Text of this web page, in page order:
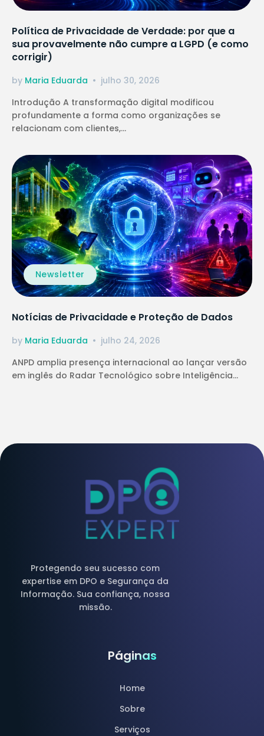
Política de Privacidade de Verdade: por que a
sua provavelmente não cumpre a LGPD (e como
corrigir)
by Maria Eduarda
julho 30, 2026
Introdução A transformação digital modificou
profundamente a forma como organizações se
relacionam com clientes,...
Newsletter
Notícias de Privacidade e Proteção de Dados
by Maria Eduarda
julho 24, 2026
ANPD amplia presença internacional ao lançar versão
em inglês do Radar Tecnológico sobre Inteligência...
Protegendo seu sucesso com
expertise em DPO e Segurança da
Informação. Sua confiança, nossa
missão.
Páginas
Home
Sobre
Serviços